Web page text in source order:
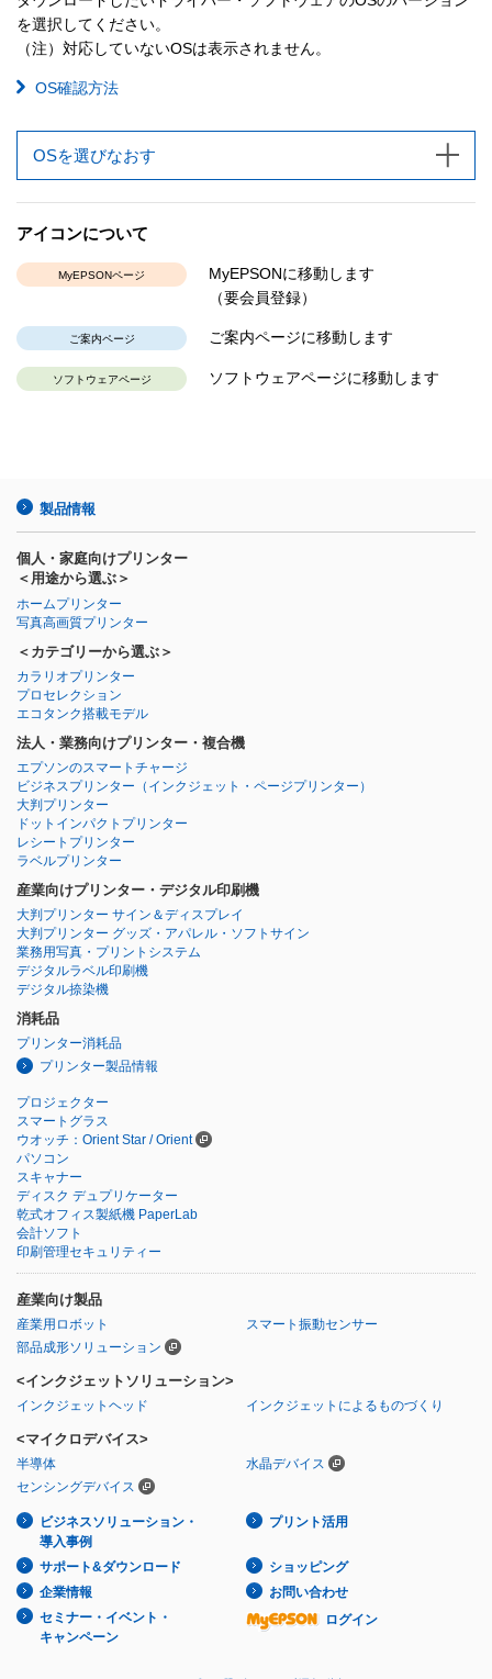
を選択してください。
（注）対応していないOSは表示されません。
OS確認方法
OSを選びなおす
アイコンについて
MyEPSONページ
MyEPSONに移動します
（要会員登録）
ご案内ページ ご案内ページに移動します
ソフトウェアページ ソフトウェアページに移動します
製品情報
個人・家庭向けプリンター
＜用途から選ぶ＞
ホームプリンター
写真高画質プリンター
＜カテゴリーから選ぶ＞
カラリオプリンター
プロセレクション
エコタンク搭載モデル
法人・業務向けプリンター・複合機
エプソンのスマートチャージ
ビジネスプリンター （インクジェット・ページプリンター）
大判プリンター
ドットインパクトプリンター
レシートプリンター
ラベルプリンター
産業向けプリンター・デジタル印刷機
大判プリンター サイン＆ディスプレイ
大判プリンター グッズ・アパレル・ソフトサイン
業務用写真・プリントシステム
デジタルラベル印刷機
デジタル捺染機
消耗品
プリンター消耗品
プリンター製品情報
プロジェクター
スマートグラス
ウオッチ：Orient Star / Orient
パソコン
スキャナー
ディスク デュプリケーター
乾式オフィス製紙機 PaperLab
会計ソフト
印刷管理セキュリティー
産業向け製品
産業用ロボット
スマート振動センサー
部品成形ソリューション
<インクジェットソリューション>
インクジェットヘッド インクジェットによるものづくり
<マイクロデバイス>
半導体
水晶デバイス
センシングデバイス
ビジネスソリューション・
導入事例
プリント活用
サポート&ダウンロード
ショッピング
企業情報
お問い合わせ
セミナー・イベント・
キャンペーン
ログイン